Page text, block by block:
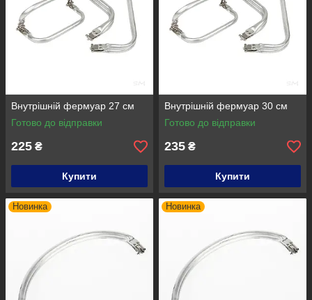
Внутрішній фермуар 27 см
Готово до відправки
225 ₴
Купити
Внутрішній фермуар 30 см
Готово до відправки
235 ₴
Купити
Новинка Новинка